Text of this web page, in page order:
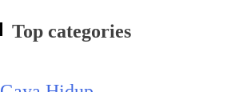
Top categories